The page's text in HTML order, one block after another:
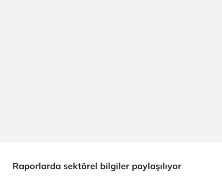
Raporlarda sektörel bilgiler paylaşılıyor